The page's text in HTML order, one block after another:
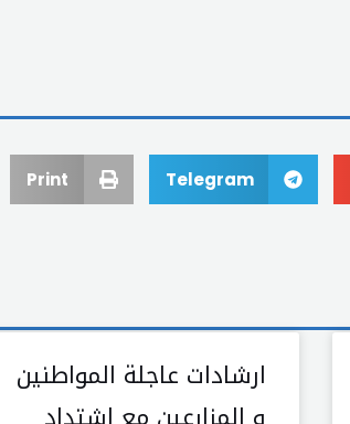
Telegram
Print
ارشادات عاجلة المواطنين